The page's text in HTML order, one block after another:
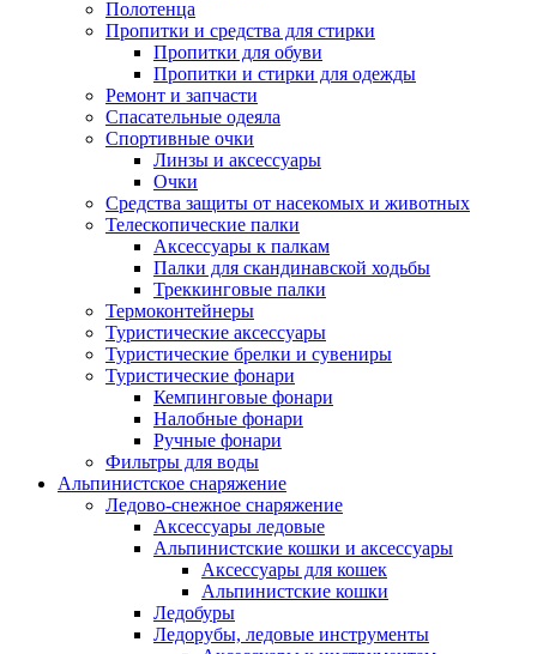
Полотенца
Пропитки и средства для стирки
Пропитки для обуви
Пропитки и стирки для одежды
Ремонт и запчасти
Спасательные одеяла
Спортивные очки
Линзы и аксессуары
Очки
Средства защиты от насекомых и животных
Телескопические палки
Аксессуары к палкам
Палки для скандинавской ходьбы
Треккинговые палки
Термоконтейнеры
Туристические аксессуары
Туристические брелки и сувениры
Туристические фонари
Кемпинговые фонари
Налобные фонари
Ручные фонари
Фильтры для воды
Альпинистское снаряжение
Ледово-снежное снаряжение
Аксессуары ледовые
Альпинистские кошки и аксессуары
Аксессуары для кошек
Альпинистские кошки
Ледобуры
Ледорубы, ледовые инструменты